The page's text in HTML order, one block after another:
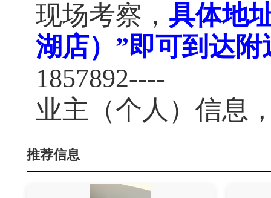
现场考察， 具体地
湖店）”即可到达附
1857892----
业主（个人）信息
推荐信息